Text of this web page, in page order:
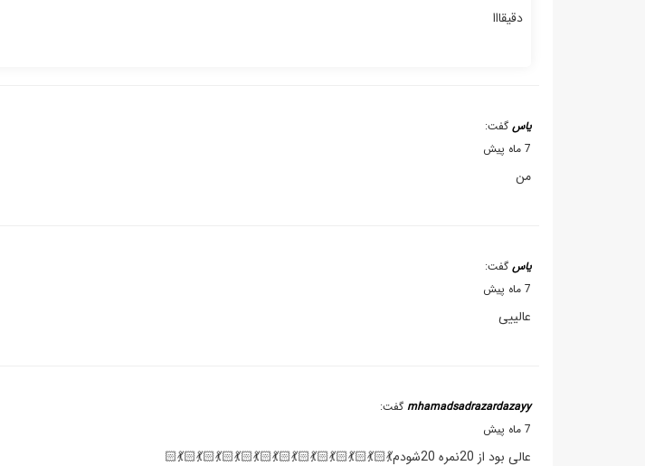
دقیقااا
یاس گفت:
7 ماه پیش
من
یاس گفت:
7 ماه پیش
عالییی
mhamadsadrazardazayy گفت:
7 ماه پیش
عالی بود از 20نمره 20شودم💃🏻💃🏻💃🏻💃🏻💃🏻💃🏻💃🏻💃🏻💃🏻💃🏻💃🏻💃🏻